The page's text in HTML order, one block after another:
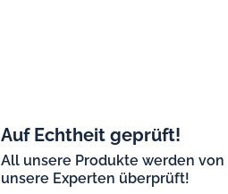
Auf Echtheit geprüft!
All unsere Produkte werden von
unsere Experten überprüft!